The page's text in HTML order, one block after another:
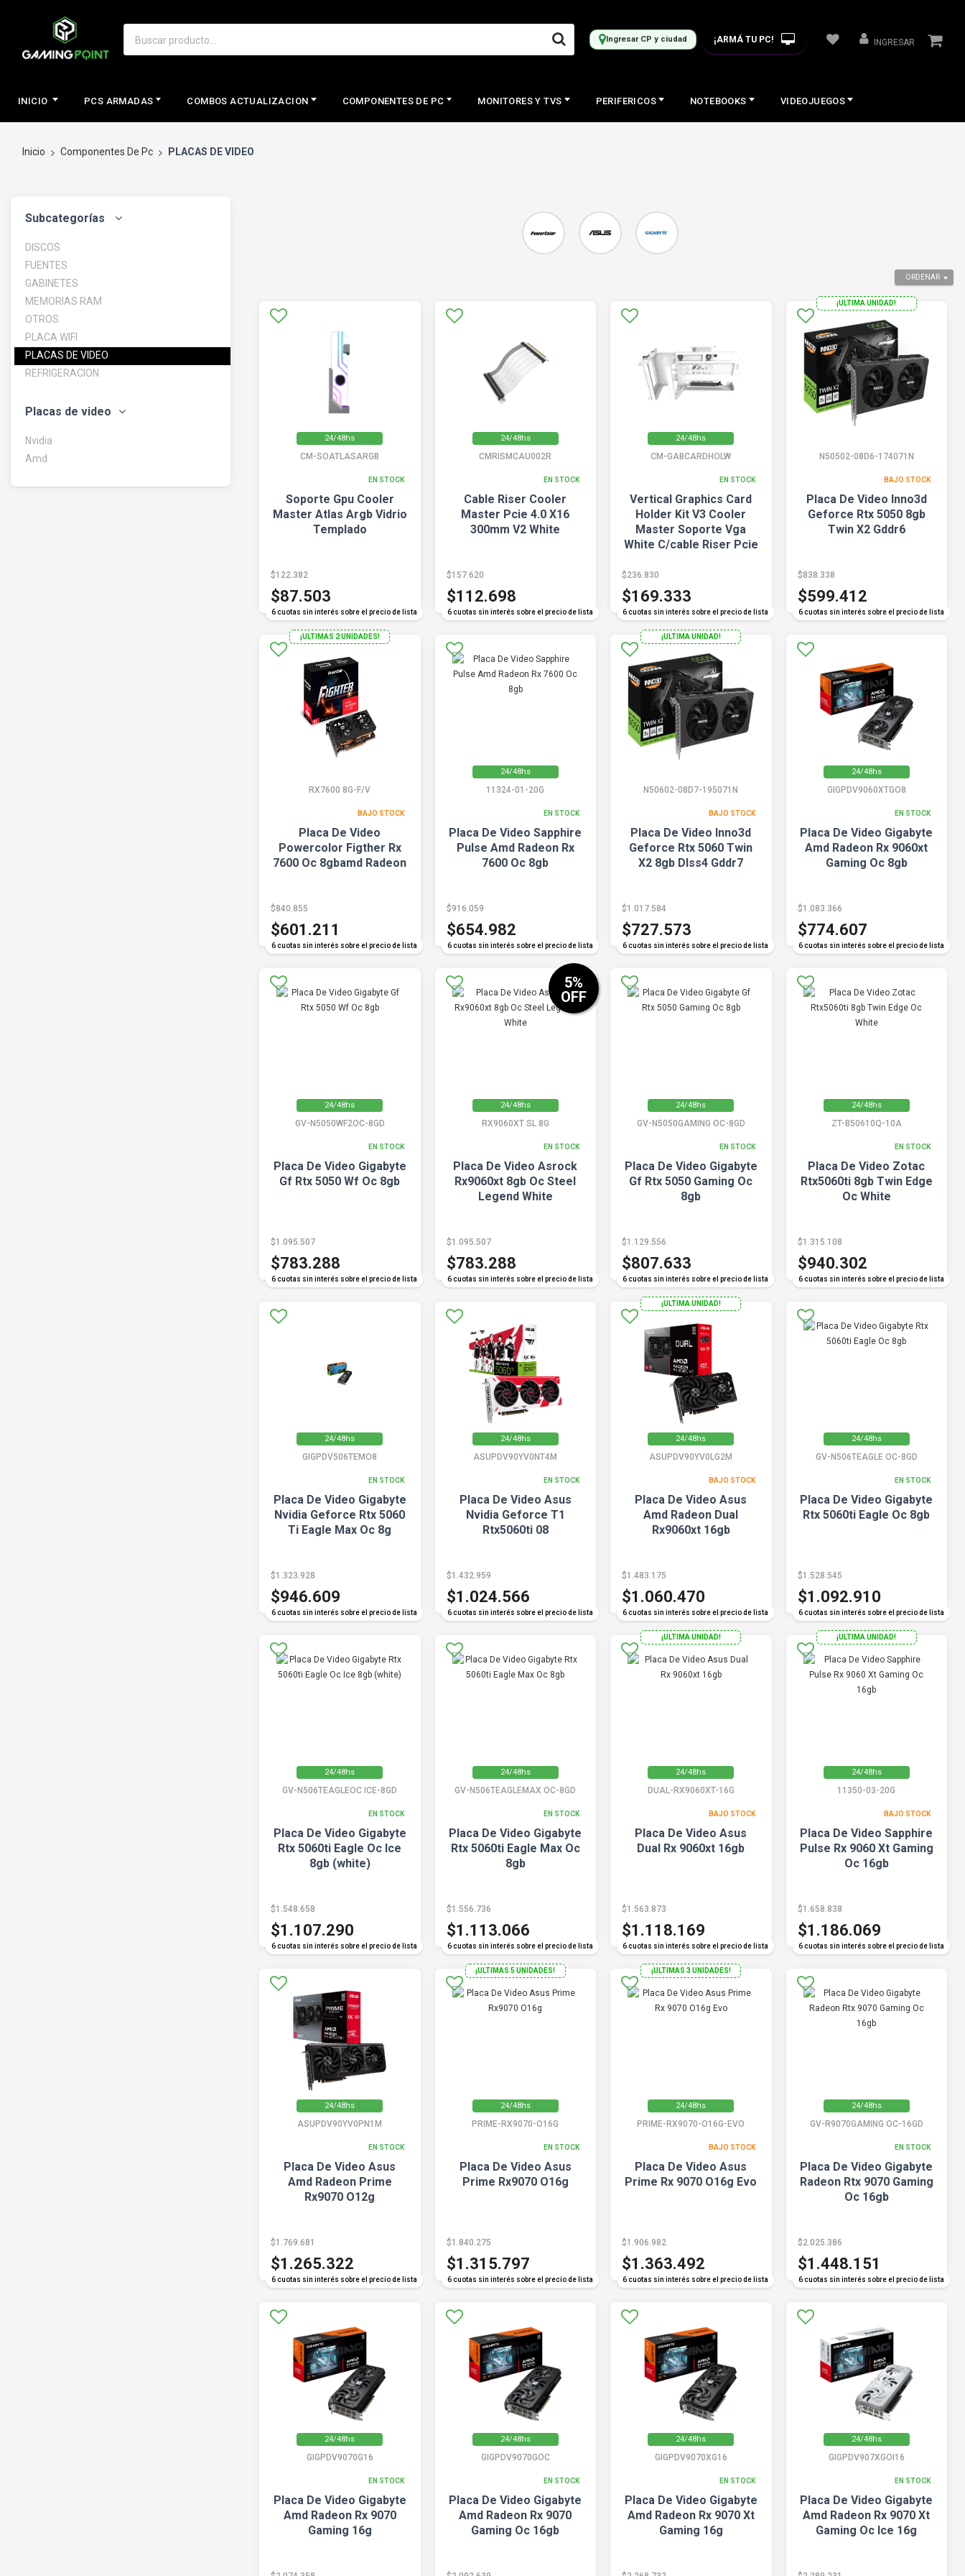
Ingresar CP y ciudad ¡ARMÁ TU PC! INGRESAR
INICIO PCS ARMADAS COMBOS ACTUALIZACION COMPONENTES DE PC MONITORES Y TVS PERIFERICOS NOTEBOOKS VIDEOJUEGOS
Inicio Componentes De Pc PLACAS DE VIDEO
Subcategorías
DISCOS
FUENTES
GABINETES
MEMORIAS RAM
OTROS
PLACA WIFI
PLACAS DE VIDEO
REFRIGERACION
Placas de video
Nvidia
Amd
ORDENAR
24/48hs
CM-SOATLASARGB
EN STOCK
Soporte Gpu Cooler
Master Atlas Argb Vidrio
Templado
6 cuotas sin interés sobre el precio de lista
$122.382
$87.503
24/48hs
CMRISMCAU002R
EN STOCK
Cable Riser Cooler
Master Pcie 4.0 X16
300mm V2 White
6 cuotas sin interés sobre el precio de lista
$157.620
$112.698
24/48hs
CM-GABCARDHOLW
EN STOCK
Vertical Graphics Card
Holder Kit V3 Cooler
Master Soporte Vga
White C/cable Riser Pcie
6 cuotas sin interés sobre el precio de lista
$236.830
$169.333
¡ULTIMA UNIDAD!
N50502-08D6-174071N
BAJO STOCK
Placa De Video Inno3d
Geforce Rtx 5050 8gb
Twin X2 Gddr6
6 cuotas sin interés sobre el precio de lista
$838.338
$599.412
¡ULTIMAS 2 UNIDADES!
RX7600 8G-F/V
BAJO STOCK
Placa De Video
Powercolor Figther Rx
7600 Oc 8gbamd Radeon
6 cuotas sin interés sobre el precio de lista
$840.855
$601.211
24/48hs
11324-01-20G
EN STOCK
Placa De Video Sapphire
Pulse Amd Radeon Rx
7600 Oc 8gb
6 cuotas sin interés sobre el precio de lista
$916.059
$654.982
¡ULTIMA UNIDAD!
N50602-08D7-195071N
BAJO STOCK
Placa De Video Inno3d
Geforce Rtx 5060 Twin
X2 8gb Dlss4 Gddr7
6 cuotas sin interés sobre el precio de lista
$1.017.584
$727.573
24/48hs
GIGPDV9060XTGO8
EN STOCK
Placa De Video Gigabyte
Amd Radeon Rx 9060xt
Gaming Oc 8gb
6 cuotas sin interés sobre el precio de lista
$1.083.366
$774.607
24/48hs
GV-N5050WF2OC-8GD
EN STOCK
Placa De Video Gigabyte
Gf Rtx 5050 Wf Oc 8gb
6 cuotas sin interés sobre el precio de lista
$1.095.507
$783.288
24/48hs
RX9060XT SL 8G
EN STOCK
Placa De Video Asrock
Rx9060xt 8gb Oc Steel
Legend White
6 cuotas sin interés sobre el precio de lista
5%
OFF
$1.095.507
$783.288
24/48hs
GV-N5050GAMING OC-8GD
EN STOCK
Placa De Video Gigabyte
Gf Rtx 5050 Gaming Oc
8gb
6 cuotas sin interés sobre el precio de lista
$1.129.556
$807.633
24/48hs
ZT-B50610Q-10A
EN STOCK
Placa De Video Zotac
Rtx5060ti 8gb Twin Edge
Oc White
6 cuotas sin interés sobre el precio de lista
$1.315.108
$940.302
24/48hs
GIGPDV506TEMO8
EN STOCK
Placa De Video Gigabyte
Nvidia Geforce Rtx 5060
Ti Eagle Max Oc 8g
6 cuotas sin interés sobre el precio de lista
$1.323.928
$946.609
24/48hs
ASUPDV90YV0NT4M
EN STOCK
Placa De Video Asus
Nvidia Geforce T1
Rtx5060ti 08
6 cuotas sin interés sobre el precio de lista
$1.432.959
$1.024.566
24/48hs
¡ULTIMA UNIDAD!
ASUPDV90YV0LG2M
BAJO STOCK
Placa De Video Asus
Amd Radeon Dual
Rx9060xt 16gb
6 cuotas sin interés sobre el precio de lista
$1.483.175
$1.060.470
24/48hs
GV-N506TEAGLE OC-8GD
EN STOCK
Placa De Video Gigabyte
Rtx 5060ti Eagle Oc 8gb
6 cuotas sin interés sobre el precio de lista
$1.528.545
$1.092.910
24/48hs
GV-N506TEAGLEOC ICE-8GD
EN STOCK
Placa De Video Gigabyte
Rtx 5060ti Eagle Oc Ice
8gb (white)
6 cuotas sin interés sobre el precio de lista
$1.548.658
$1.107.290
24/48hs
GV-N506TEAGLEMAX OC-8GD
EN STOCK
Placa De Video Gigabyte
Rtx 5060ti Eagle Max Oc
8gb
6 cuotas sin interés sobre el precio de lista
$1.556.736
$1.113.066
24/48hs
¡ULTIMA UNIDAD!
DUAL-RX9060XT-16G
BAJO STOCK
Placa De Video Asus
Dual Rx 9060xt 16gb
6 cuotas sin interés sobre el precio de lista
$1.563.873
$1.118.169
24/48hs
¡ULTIMA UNIDAD!
11350-03-20G
BAJO STOCK
Placa De Video Sapphire
Pulse Rx 9060 Xt Gaming
Oc 16gb
6 cuotas sin interés sobre el precio de lista
$1.658.838
$1.186.069
24/48hs
ASUPDV90YV0PN1M
EN STOCK
Placa De Video Asus
Amd Radeon Prime
Rx9070 O12g
6 cuotas sin interés sobre el precio de lista
$1.769.681
$1.265.322
24/48hs
¡ULTIMAS 5 UNIDADES!
PRIME-RX9070-O16G
EN STOCK
Placa De Video Asus
Prime Rx9070 O16g
6 cuotas sin interés sobre el precio de lista
$1.840.275
$1.315.797
24/48hs
¡ULTIMAS 3 UNIDADES!
PRIME-RX9070-O16G-EVO
BAJO STOCK
Placa De Video Asus
Prime Rx 9070 O16g Evo
6 cuotas sin interés sobre el precio de lista
$1.906.982
$1.363.492
24/48hs
GV-R9070GAMING OC-16GD
EN STOCK
Placa De Video Gigabyte
Radeon Rtx 9070 Gaming
Oc 16gb
6 cuotas sin interés sobre el precio de lista
$2.025.386
$1.448.151
24/48hs
GIGPDV9070G16
EN STOCK
Placa De Video Gigabyte
Amd Radeon Rx 9070
Gaming 16g
24/48hs
GIGPDV9070GOC
EN STOCK
Placa De Video Gigabyte
Amd Radeon Rx 9070
Gaming Oc 16gb
24/48hs
GIGPDV9070XG16
EN STOCK
Placa De Video Gigabyte
Amd Radeon Rx 9070 Xt
Gaming 16g
24/48hs
GIGPDV907XGOI16
EN STOCK
Placa De Video Gigabyte
Amd Radeon Rx 9070 Xt
Gaming Oc Ice 16g